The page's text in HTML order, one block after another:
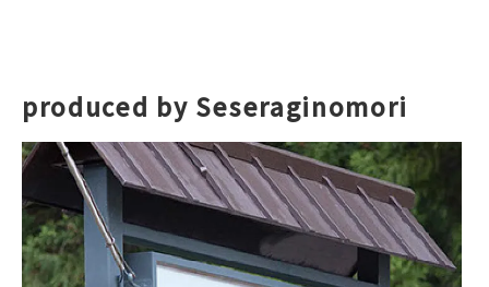
produced by Seseraginomori